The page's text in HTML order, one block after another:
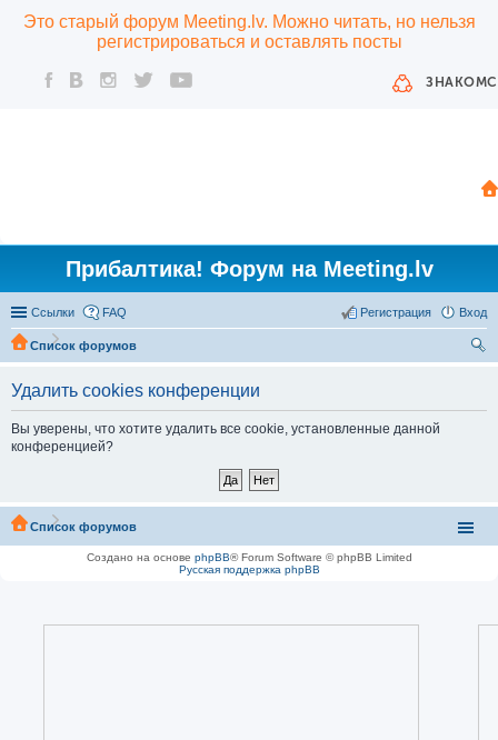
Это старый форум Meeting.lv. Можно читать, но нельзя
регистрироваться и оставлять посты
Прибалтика! Форум на Meeting.lv
Ссылки FAQ Вход
Регистрация
Список форумов
Удалить cookies конференции
Вы уверены, что хотите удалить все cookie, установленные данной
конференцией?
Список форумов
Создано на основе phpBB® Forum Software © phpBB Limited
Русская поддержка phpBB